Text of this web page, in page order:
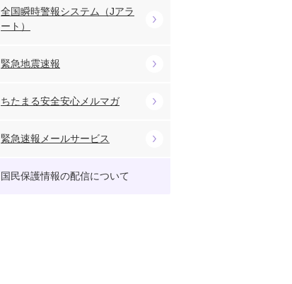
全国瞬時警報システム（Jアラ
ート）
緊急地震速報
ちたまる安全安心メルマガ
緊急速報メールサービス
国民保護情報の配信について